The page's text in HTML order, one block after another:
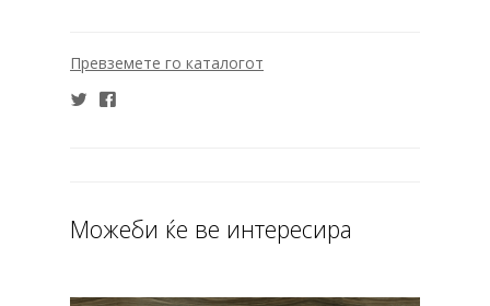
Превземете го каталогот
Можеби ќе ве интересира